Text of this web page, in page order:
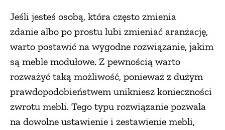
Jeśli jesteś osobą, która często zmienia
zdanie albo po prostu lubi zmieniać aranżację,
warto postawić na wygodne rozwiązanie, jakim
są meble modułowe. Z pewnością warto
rozważyć taką możliwość, ponieważ z dużym
prawdopodobieństwem unikniesz konieczności
zwrotu mebli. Tego typu rozwiązanie pozwala
na dowolne ustawienie i zestawienie mebli,